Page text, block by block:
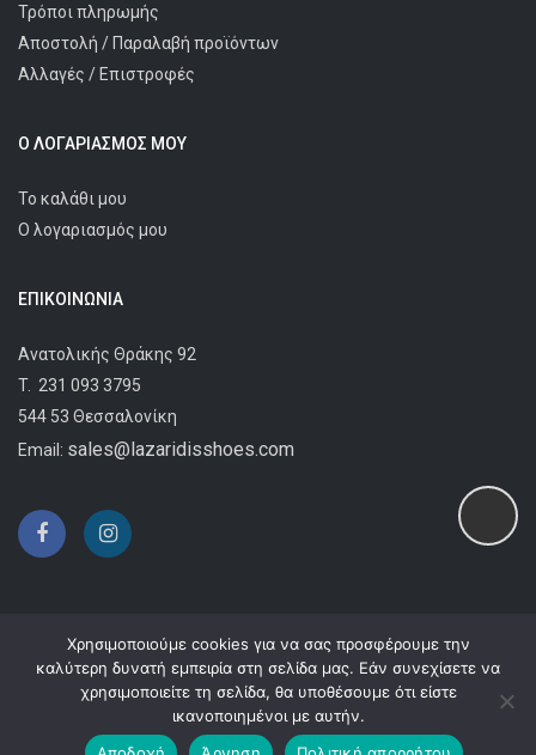
Τρόποι πληρωμής
Αποστολή / Παραλαβή προϊόντων
Αλλαγές / Επιστροφές
Ο ΛΟΓΑΡΙΑΣΜΌΣ ΜΟΥ
Το καλάθι μου
Ο λογαριασμός μου
ΕΠΙΚΟΙΝΩΝΊΑ
Ανατολικής Θράκης 92
T. 231 093 3795
544 53 Θεσσαλονίκη
Email: sales@lazaridisshoes.com
Copyright © 2024 Lazaridis Shoes
Χρησιμοποιούμε cookies για να σας προσφέρουμε την
καλύτερη δυνατή εμπειρία στη σελίδα μας. Εάν συνεχίσετε να
χρησιμοποιείτε τη σελίδα, θα υποθέσουμε ότι είστε
ικανοποιημένοι με αυτήν.